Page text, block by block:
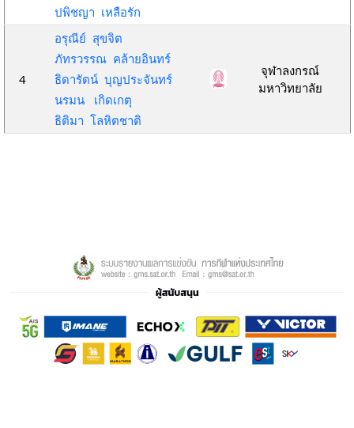
ปพิชญา เหลือรัก
4
อรุณีย์ สุขจิต
ภัทรวรรณ คล้ายอินทร์
ธิดารัตน์ บุญประจันทร์
นรมน เกิดเกตุ
ธิติมา โลหิตชาติ
จุฬาลงกรณ์
มหาวิทยาลัย